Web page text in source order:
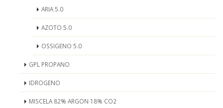
ARIA 5.0
AZOTO 5.0
OSSIGENO 5.0
GPL PROPANO
IDROGENO
MISCELA 82% ARGON 18% CO2